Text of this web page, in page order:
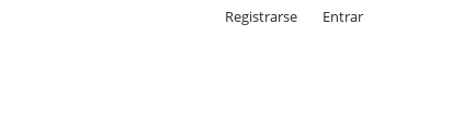
Registrarse Entrar